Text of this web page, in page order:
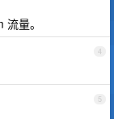
量。
4
5